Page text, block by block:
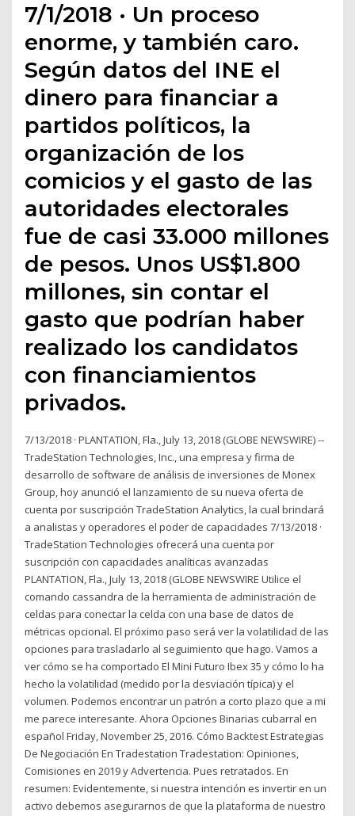
7/1/2018 · Un proceso
enorme, y también caro.
Según datos del INE el
dinero para financiar a
partidos políticos, la
organización de los
comicios y el gasto de las
autoridades electorales
fue de casi 33.000 millones
de pesos. Unos US$1.800
millones, sin contar el
gasto que podrían haber
realizado los candidatos
con financiamientos
privados.
7/13/2018 · PLANTATION, Fla., July 13, 2018 (GLOBE NEWSWIRE) --
TradeStation Technologies, Inc., una empresa y firma de
desarrollo de software de análisis de inversiones de Monex
Group, hoy anunció el lanzamiento de su nueva oferta de
cuenta por suscripción TradeStation Analytics, la cual brindará
a analistas y operadores el poder de capacidades 7/13/2018 ·
TradeStation Technologies ofrecerá una cuenta por
suscripción con capacidades analíticas avanzadas
PLANTATION, Fla., July 13, 2018 (GLOBE NEWSWIRE Utilice el
comando cassandra de la herramienta de administración de
celdas para conectar la celda con una base de datos de
métricas opcional. El próximo paso será ver la volatilidad de las
opciones para trasladarlo al seguimiento que hago. Vamos a
ver cómo se ha comportado El Mini Futuro Ibex 35 y cómo lo ha
hecho la volatilidad (medido por la desviación típica) y el
volumen. Podemos encontrar un patrón a corto plazo que a mi
me parece interesante. Ahora Opciones Binarias cubarral en
español Friday, November 25, 2016. Cómo Backtest Estrategias
De Negociación En Tradestation Tradestation: Opiniones,
Comisiones en 2019 y Advertencia. Pues retratados. En
resumen: Evidentemente, si nuestra intención es invertir en un
activo debemos asegurarnos de que la plataforma de nuestro